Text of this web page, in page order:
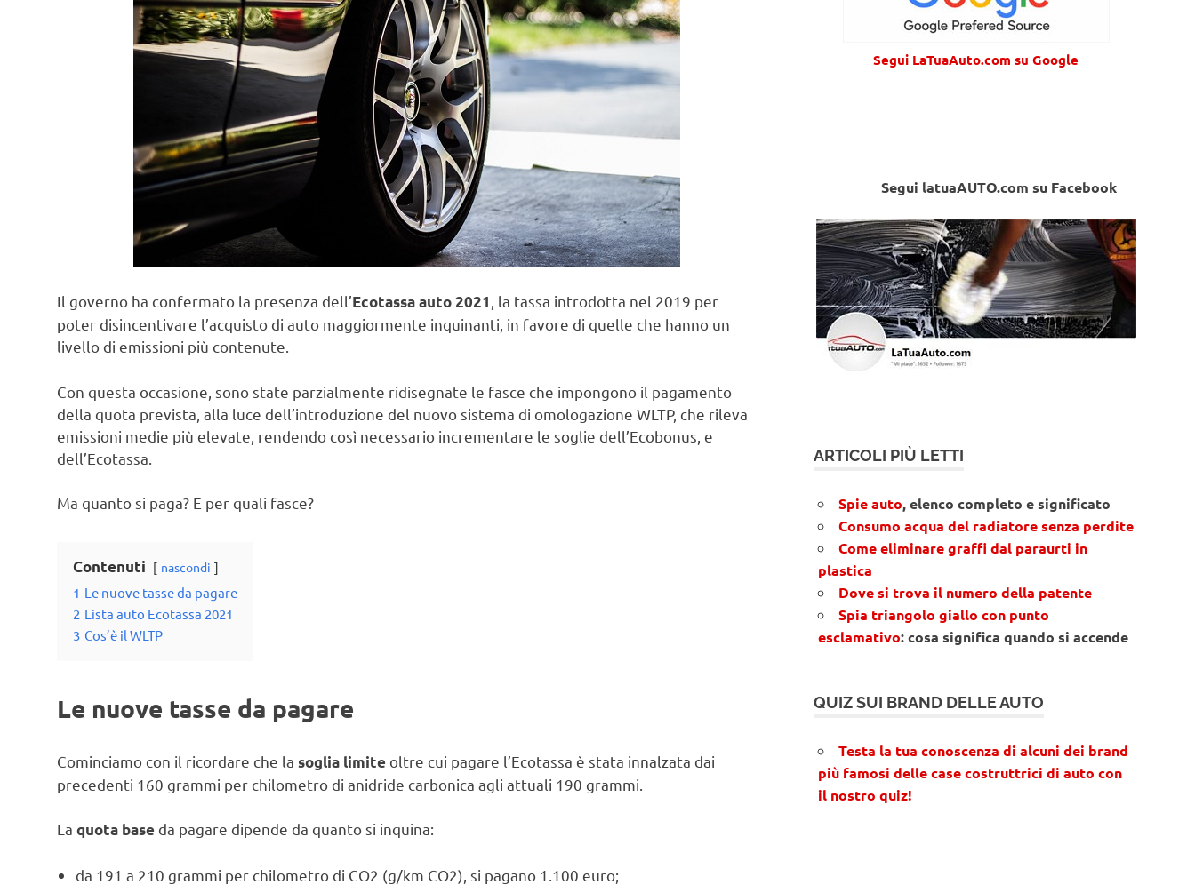
Il governo ha confermato la presenza dell’Ecotassa auto 2021, la tassa introdotta nel 2019 per
poter disincentivare l’acquisto di auto maggiormente inquinanti, in favore di quelle che hanno un
livello di emissioni più contenute.
Con questa occasione, sono state parzialmente ridisegnate le fasce che impongono il pagamento
della quota prevista, alla luce dell’introduzione del nuovo sistema di omologazione WLTP, che rileva
emissioni medie più elevate, rendendo così necessario incrementare le soglie dell’Ecobonus, e
dell’Ecotassa.
Ma quanto si paga? E per quali fasce?
Contenuti nascondi
1 Le nuove tasse da pagare
2 Lista auto Ecotassa 2021
3 Cos’è il WLTP
Le nuove tasse da pagare
Cominciamo con il ricordare che la soglia limite oltre cui pagare l’Ecotassa è stata innalzata dai
precedenti 160 grammi per chilometro di anidride carbonica agli attuali 190 grammi.
La quota base da pagare dipende da quanto si inquina:
da 191 a 210 grammi per chilometro di CO2 (g/km CO2), si pagano 1.100 euro;
Segui LaTuaAuto.com su Google
Segui latuaAUTO.com su Facebook
ARTICOLI PIÙ LETTI
Spie auto, elenco completo e significato
Consumo acqua del radiatore senza perdite
Come eliminare graffi dal paraurti in
plastica
Dove si trova il numero della patente
Spia triangolo giallo con punto
esclamativo: cosa significa quando si accende
QUIZ SUI BRAND DELLE AUTO
Testa la tua conoscenza di alcuni dei brand
più famosi delle case costruttrici di auto con
il nostro quiz!